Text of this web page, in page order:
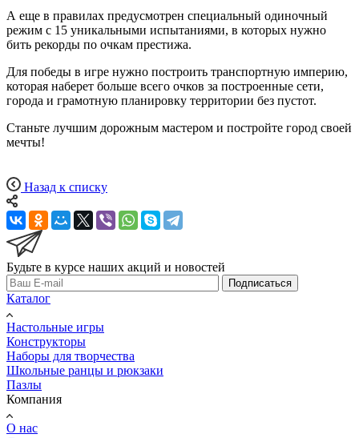
А еще в правилах предусмотрен специальный одиночный
режим с 15 уникальными испытаниями, в которых нужно
бить рекорды по очкам престижа.
Для победы в игре нужно построить транспортную империю,
которая наберет больше всего очков за построенные сети,
города и грамотную планировку территории без пустот.
Станьте лучшим дорожным мастером и постройте город своей
мечты!
Назад к списку
Будьте в курсе наших акций и новостей
Подписаться
Каталог
Настольные игры
Конструкторы
Наборы для творчества
Школьные ранцы и рюкзаки
Пазлы
Компания
О нас